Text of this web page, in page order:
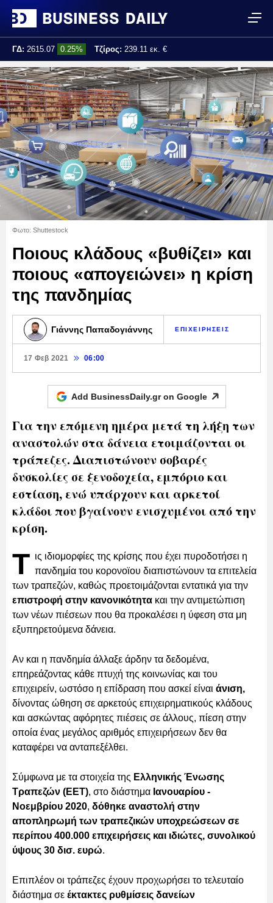
ΓΔ: 2615.07 0.25% Τζίρος: 239.11 εκ. €
Τελ. ενημέρωση: 17:25:01
Φωτο: Shuttestock
Ποιους κλάδους «βυθίζει» και
ποιους «απογειώνει» η κρίση
της πανδημίας
Γιάννης Παπαδογιάννης ΕΠΙΧΕΙΡΗΣΕΙΣ
17 Φεβ 2021 06:00
Add BusinessDaily.gr on Google
Για την επόμενη ημέρα μετά τη λήξη των
αναστολών στα δάνεια ετοιμάζονται οι
τράπεζες. Διαπιστώνουν σοβαρές
δυσκολίες σε ξενοδοχεία, εμπόριο και
εστίαση, ενώ υπάρχουν και αρκετοί
κλάδοι που βγαίνουν ενισχυμένοι από την
κρίση.
Τ ις ιδιομορφίες της κρίσης που έχει πυροδοτήσει η
πανδημία του κορονοϊου διαπιστώνουν τα επιτελεία
των τραπεζών, καθώς προετοιμάζονται εντατικά για την
επιστροφή στην κανονικότητα και την αντιμετώπιση
των νέων πιέσεων που θα προκαλέσει η ύφεση στα μη
εξυπηρετούμενα δάνεια.
Αν και η πανδημία άλλαξε άρδην τα δεδομένα,
επηρεάζοντας κάθε πτυχή της κοινωνίας και του
επιχειρείν, ωστόσο η επίδραση που ασκεί είναι άνιση,
δίνοντας ώθηση σε αρκετούς επιχειρηματικούς κλάδους
και ασκώντας αφόρητες πιέσεις σε άλλους, πίεση στην
οποία ένας μεγάλος αριθμός επιχειρήσεων δεν θα
καταφέρει να ανταπεξέλθει.
Σύμφωνα με τα στοιχεία της Ελληνικής Ένωσης
Τραπεζών (ΕΕΤ), στο διάστημα Ιανουαρίου -
Νοεμβρίου 2020, δόθηκε αναστολή στην
αποπληρωμή των τραπεζικών υποχρεώσεων σε
περίπου 400.000 επιχειρήσεις και ιδιώτες, συνολικού
ύψους 30 δισ. ευρώ.
Επιπλέον οι τράπεζες έχουν προχωρήσει το τελευταίο
διάστημα σε έκτακτες ρυθμίσεις δανείων